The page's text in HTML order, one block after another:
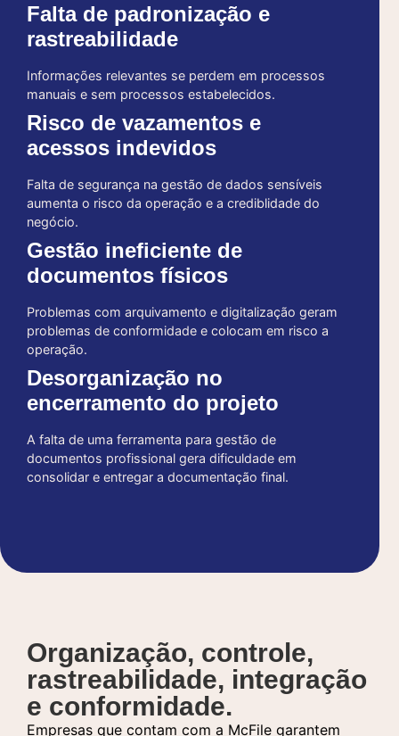
Falta de padronização e
rastreabilidade
Informações relevantes se perdem em processos
manuais e sem processos estabelecidos.
Risco de vazamentos e
acessos indevidos
Falta de segurança na gestão de dados sensíveis
aumenta o risco da operação e a crediblidade do
negócio.
Gestão ineficiente de
documentos físicos
Problemas com arquivamento e digitalização geram
problemas de conformidade e colocam em risco a
operação.
Desorganização no
encerramento do projeto
A falta de uma ferramenta para gestão de
documentos profissional gera dificuldade em
consolidar e entregar a documentação final.
Organização, controle,
rastreabilidade, integração
e conformidade.
Empresas que contam com a McFile garantem